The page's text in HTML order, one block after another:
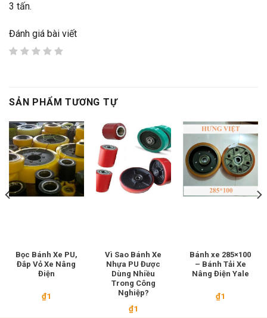
3 tấn.
Đánh giá bài viết
SẢN PHẨM TƯƠNG TỰ
Bọc Bánh Xe PU,
Đắp Vỏ Xe Nâng
Điện
₫1
Vì Sao Bánh Xe
Nhựa PU Được
Dùng Nhiều
Trong Công
Nghiệp?
₫1
Bánh xe 285×100
– Bánh Tải Xe
Nâng Điện Yale
₫1